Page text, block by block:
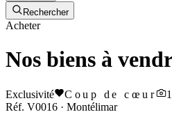
Rechercher
Acheter
Nos biens à
Exclusivité Coup de cœur
Réf. V0016 · Montélimar